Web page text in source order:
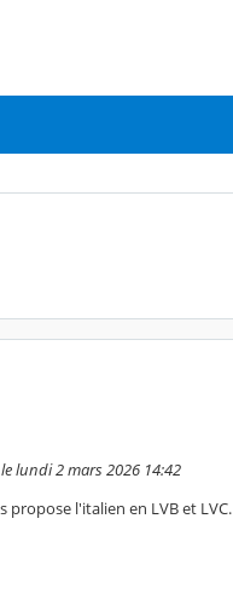
lundi 2 mars 2026 14:42
propose l'italien en LVB et LVC.